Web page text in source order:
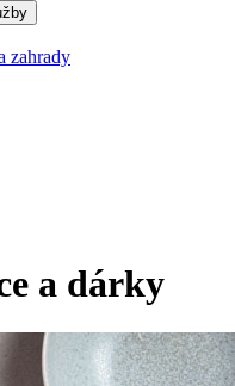
zahrady
a dárky